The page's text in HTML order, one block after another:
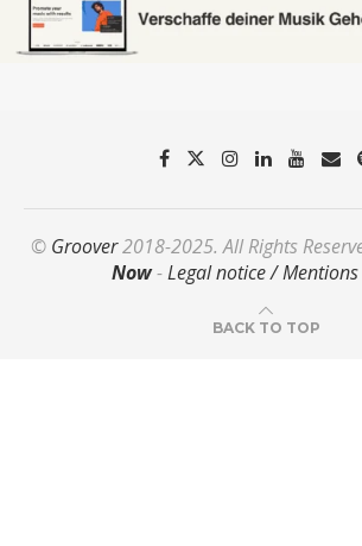
© Groover2018-2025. All Rights
Now-Legal notice /
BACK TO TOP